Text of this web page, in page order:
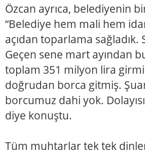
Özcan ayrıca, belediyenin
“Belediye hem mali hem
açıdan toparlama
Geçen sene mart ayından
toplam 351 milyon lira
doğrudan borca gitmiş.
borcumuz dahi yok.
diye konuştu.
Tüm muhtarlar tek tek